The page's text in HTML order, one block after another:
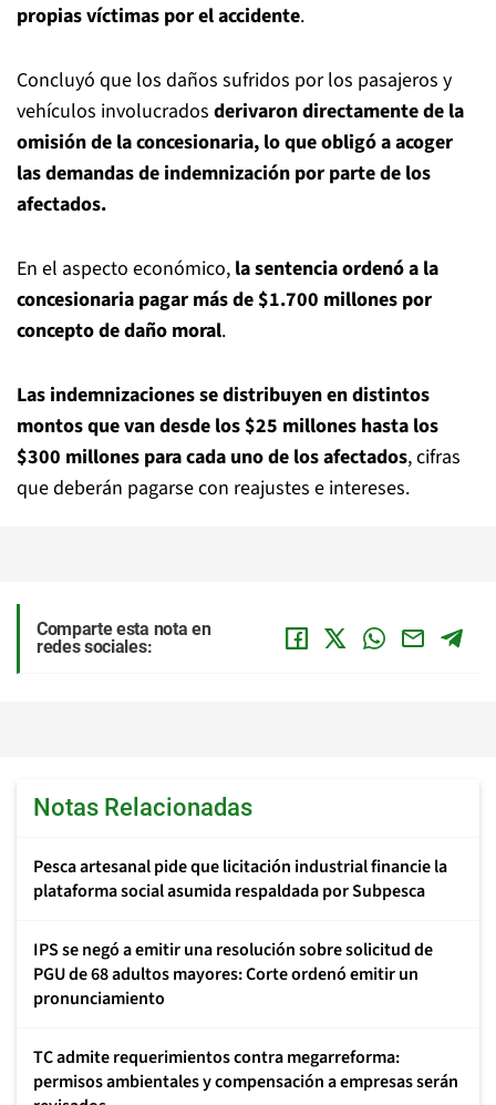
propias víctimas por el accidente.
Concluyó que los daños sufridos por los pasajeros y
vehículos involucrados derivaron directamente de la
omisión de la concesionaria, lo que obligó a acoger
las demandas de indemnización por parte de los
afectados.
En el aspecto económico, la sentencia ordenó a la
concesionaria pagar más de $1.700 millones por
concepto de daño moral.
Las indemnizaciones se distribuyen en distintos
montos que van desde los $25 millones hasta los
$300 millones para cada uno de los afectados, cifras
que deberán pagarse con reajustes e intereses.
Comparte esta nota en
redes sociales:
Notas Relacionadas
Pesca artesanal pide que licitación industrial financie la
plataforma social asumida respaldada por Subpesca
IPS se negó a emitir una resolución sobre solicitud de
PGU de 68 adultos mayores: Corte ordenó emitir un
pronunciamiento
TC admite requerimientos contra megarreforma:
permisos ambientales y compensación a empresas serán